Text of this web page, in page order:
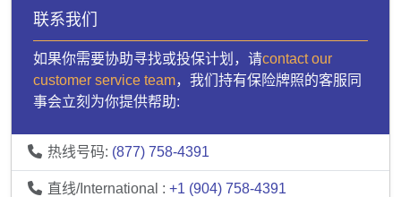
联系我们
如果你需要协助寻找或投保计划，请contact our
customer service team，我们持有保险牌照的客服同
事会立刻为你提供帮助:
热线号码: (877) 758-4391
直线/International : +1 (904) 758-4391